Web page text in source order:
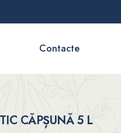
Contacte
CĂPȘUNĂ 5 L